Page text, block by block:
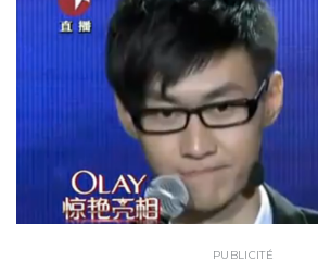
PUBLICITÉ